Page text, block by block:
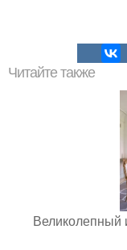
Читайте также
Великолепный